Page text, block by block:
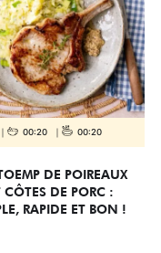
00:20 00:20
DE POIREAUX
CÔTES DE PORC :
RAPIDE ET BON !